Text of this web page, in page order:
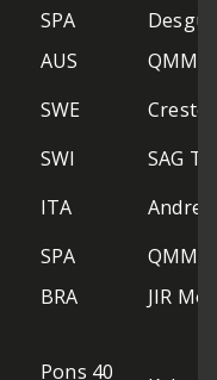
SPA
AUS
QMMF
SWE
Cresto
SWI
SAG
ITA
SPA
QMMF
BRA
JIR
Pons 40